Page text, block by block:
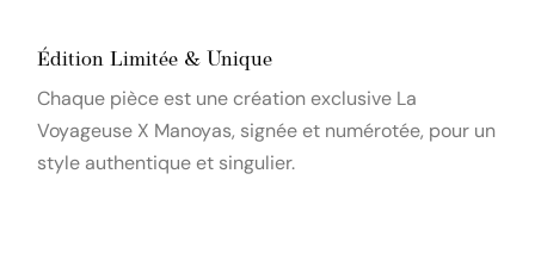
Édition Limitée & Unique
Chaque pièce est une création exclusive La
Voyageuse X Manoyas, signée et numérotée, pour un
style authentique et singulier.